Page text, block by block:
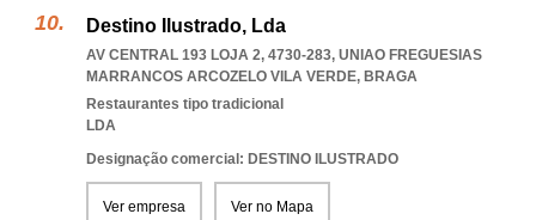
Destino Ilustrado, Lda
AV CENTRAL 193 LOJA 2, 4730-283, UNIAO FREGUESIAS
MARRANCOS ARCOZELO VILA VERDE, BRAGA
Restaurantes tipo tradicional
LDA
Designação comercial: DESTINO ILUSTRADO
Ver empresa Ver no Mapa